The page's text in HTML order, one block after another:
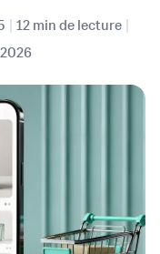
| 12 min de lecture |